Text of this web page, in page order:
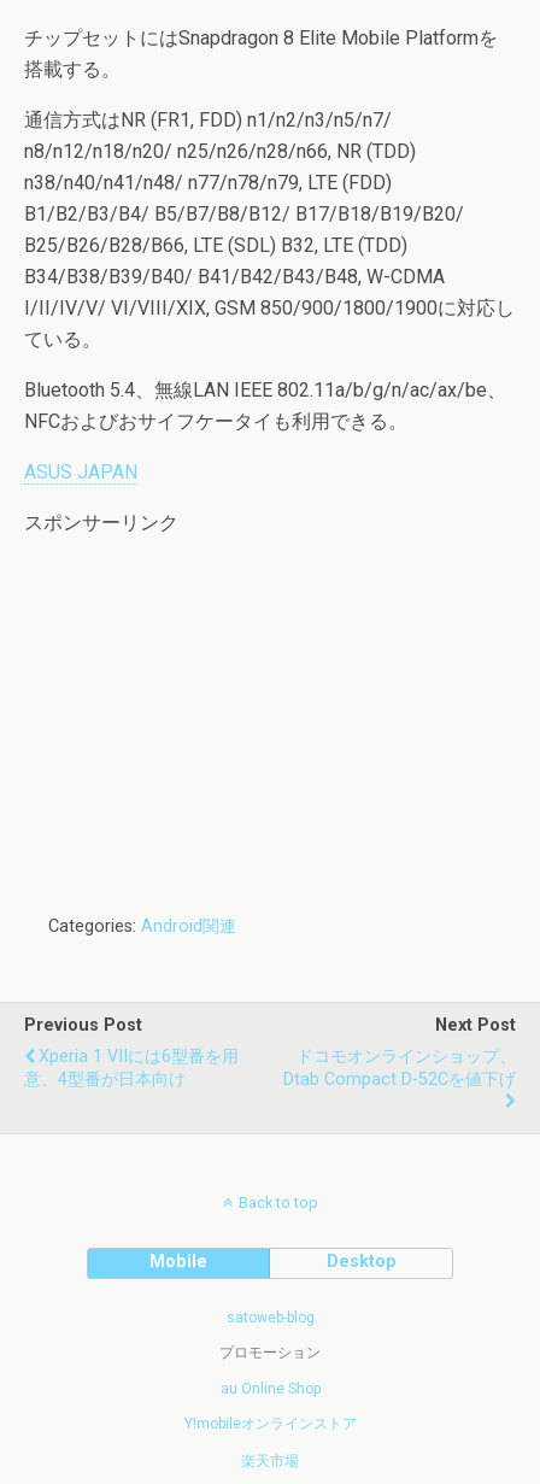
チップセットにはSnapdragon 8 Elite Mobile Platformを
搭載する。
通信方式はNR (FR1, FDD) n1/n2/n3/n5/n7/
n8/n12/n18/n20/ n25/n26/n28/n66, NR (TDD)
n38/n40/n41/n48/ n77/n78/n79, LTE (FDD)
B1/B2/B3/B4/ B5/B7/B8/B12/ B17/B18/B19/B20/
B25/B26/B28/B66, LTE (SDL) B32, LTE (TDD)
B34/B38/B39/B40/ B41/B42/B43/B48, W-CDMA
I/II/IV/V/ VI/VIII/XIX, GSM 850/900/1800/1900に対応し
ている。
Bluetooth 5.4、無線LAN IEEE 802.11a/b/g/n/ac/ax/be、
NFCおよびおサイフケータイも利用できる。
ASUS JAPAN
スポンサーリンク
Categories: Android関連
Previous Post
Xperia 1 VIIには6型番を用
意、4型番が日本向け
Next Post
ドコモオンラインショップ、
Dtab Compact D-52Cを値下げ
Back to top
Mobile Desktop
satoweb-blog
プロモーション
au Online Shop
Y!mobileオンラインストア
楽天市場